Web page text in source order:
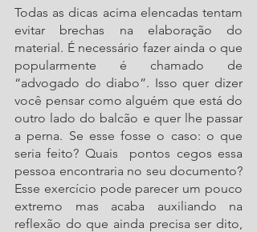
Todas as dicas acima elencadas tentam
evitar brechas na elaboração do
material. É necessário fazer ainda o que
popularmente é chamado de
“advogado do diabo”. Isso quer dizer
você pensar como alguém que está do
outro lado do balcão e quer lhe passar
a perna. Se esse fosse o caso: o que
seria feito? Quais  pontos cegos essa
pessoa encontraria no seu documento?
Esse exercício pode parecer um pouco
extremo mas acaba auxiliando na
reflexão do que ainda precisa ser dito,